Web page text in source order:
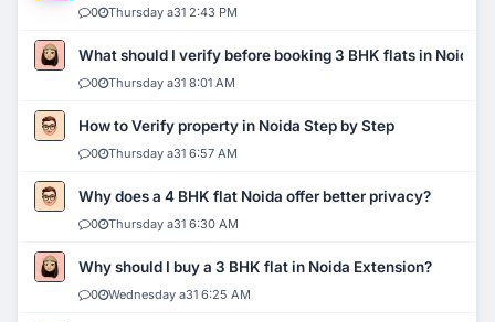
0 Thursday a31 2:43 PM
What should I verify before booking 3 BHK flats in Noida?
0 Thursday a31 8:01 AM
How to Verify property in Noida Step by Step
0 Thursday a31 6:57 AM
Why does a 4 BHK flat Noida offer better privacy?
0 Thursday a31 6:30 AM
Why should I buy a 3 BHK flat in Noida Extension?
0 Wednesday a31 6:25 AM